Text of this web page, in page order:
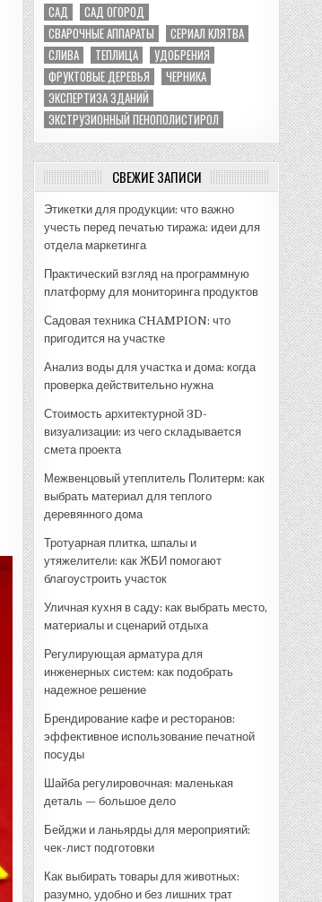
САД
САД ОГОРОД
СВАРОЧНЫЕ АППАРАТЫ
СЕРИАЛ КЛЯТВА
СЛИВА
ТЕПЛИЦА
УДОБРЕНИЯ
ФРУКТОВЫЕ ДЕРЕВЬЯ
ЧЕРНИКА
ЭКСПЕРТИЗА ЗДАНИЙ
ЭКСТРУЗИОННЫЙ ПЕНОПОЛИСТИРОЛ
СВЕЖИЕ ЗАПИСИ
Этикетки для продукции: что важно
учесть перед печатью тиража: идеи для
отдела маркетинга
Практический взгляд на программную
платформу для мониторинга продуктов
Садовая техника CHAMPION: что
пригодится на участке
Анализ воды для участка и дома: когда
проверка действительно нужна
Стоимость архитектурной 3D-
визуализации: из чего складывается
смета проекта
Межвенцовый утеплитель Политерм: как
выбрать материал для теплого
деревянного дома
Тротуарная плитка, шпалы и
утяжелители: как ЖБИ помогают
благоустроить участок
Уличная кухня в саду: как выбрать место,
материалы и сценарий отдыха
Регулирующая арматура для
инженерных систем: как подобрать
надежное решение
Брендирование кафе и ресторанов:
эффективное использование печатной
посуды
Шайба регулировочная: маленькая
деталь — большое дело
Бейджи и ланьярды для мероприятий:
чек-лист подготовки
Как выбирать товары для животных:
разумно, удобно и без лишних трат